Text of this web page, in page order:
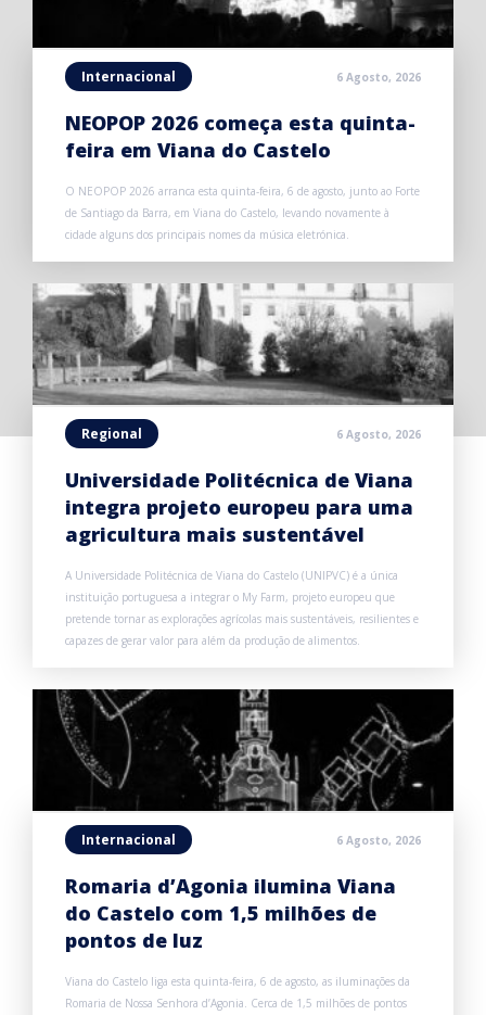
Internacional 6 Agosto, 2026
NEOPOP 2026 começa esta quinta-
feira em Viana do Castelo
O NEOPOP 2026 arranca esta quinta-feira, 6 de agosto, junto ao Forte
de Santiago da Barra, em Viana do Castelo, levando novamente à
cidade alguns dos principais nomes da música eletrónica.
Regional 6 Agosto, 2026
Universidade Politécnica de Viana
integra projeto europeu para uma
agricultura mais sustentável
A Universidade Politécnica de Viana do Castelo (UNIPVC) é a única
instituição portuguesa a integrar o My Farm, projeto europeu que
pretende tornar as explorações agrícolas mais sustentáveis, resilientes e
capazes de gerar valor para além da produção de alimentos.
Internacional 6 Agosto, 2026
Romaria d’Agonia ilumina Viana
do Castelo com 1,5 milhões de
pontos de luz
Viana do Castelo liga esta quinta-feira, 6 de agosto, as iluminações da
Romaria de Nossa Senhora d’Agonia. Cerca de 1,5 milhões de pontos